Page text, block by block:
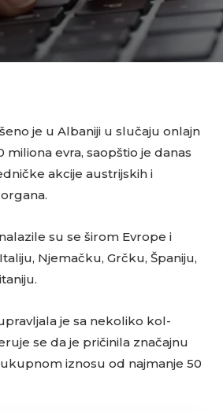
je u Albaniji u slučaju onlajn
miliona evra, saopštio je danas
akcije austrijskih i
su se širom Evrope i
Njemačku, Grčku, Španiju,
je sa nekoliko kol-
se da je pričinila značajnu
iznosu od najmanje 50